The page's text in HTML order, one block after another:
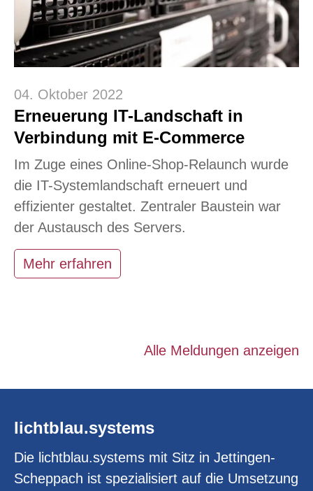
04. Oktober 2022
Erneuerung IT-Landschaft in
Verbindung mit E-Commerce
Im Zuge eines Online-Shop-Relaunch wurde
die IT-Systemlandschaft erneuert und
effizienter gestaltet. Zentraler Baustein war
der Austausch des Servers.
Mehr erfahren
Alle Meldungen anzeigen
lichtblau.systems
Die lichtblau.systems mit Sitz in Jettingen-
Scheppach ist spezialisiert auf die Umsetzung